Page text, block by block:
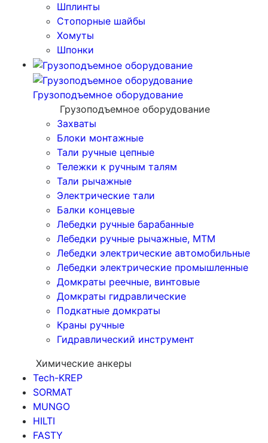
Шплинты
Стопорные шайбы
Хомуты
Шпонки
Грузоподъемное оборудование
Грузоподъемное оборудование
Захваты
Блоки монтажные
Тали ручные цепные
Тележки к ручным талям
Тали рычажные
Электрические тали
Балки концевые
Лебедки ручные барабанные
Лебедки ручные рычажные, МТМ
Лебедки электрические автомобильные
Лебедки электрические промышленные
Домкраты реечные, винтовые
Домкраты гидравлические
Подкатные домкраты
Краны ручные
Гидравлический инструмент
Химические анкеры
Tech-KREP
SORMAT
MUNGO
HILTI
FASTY